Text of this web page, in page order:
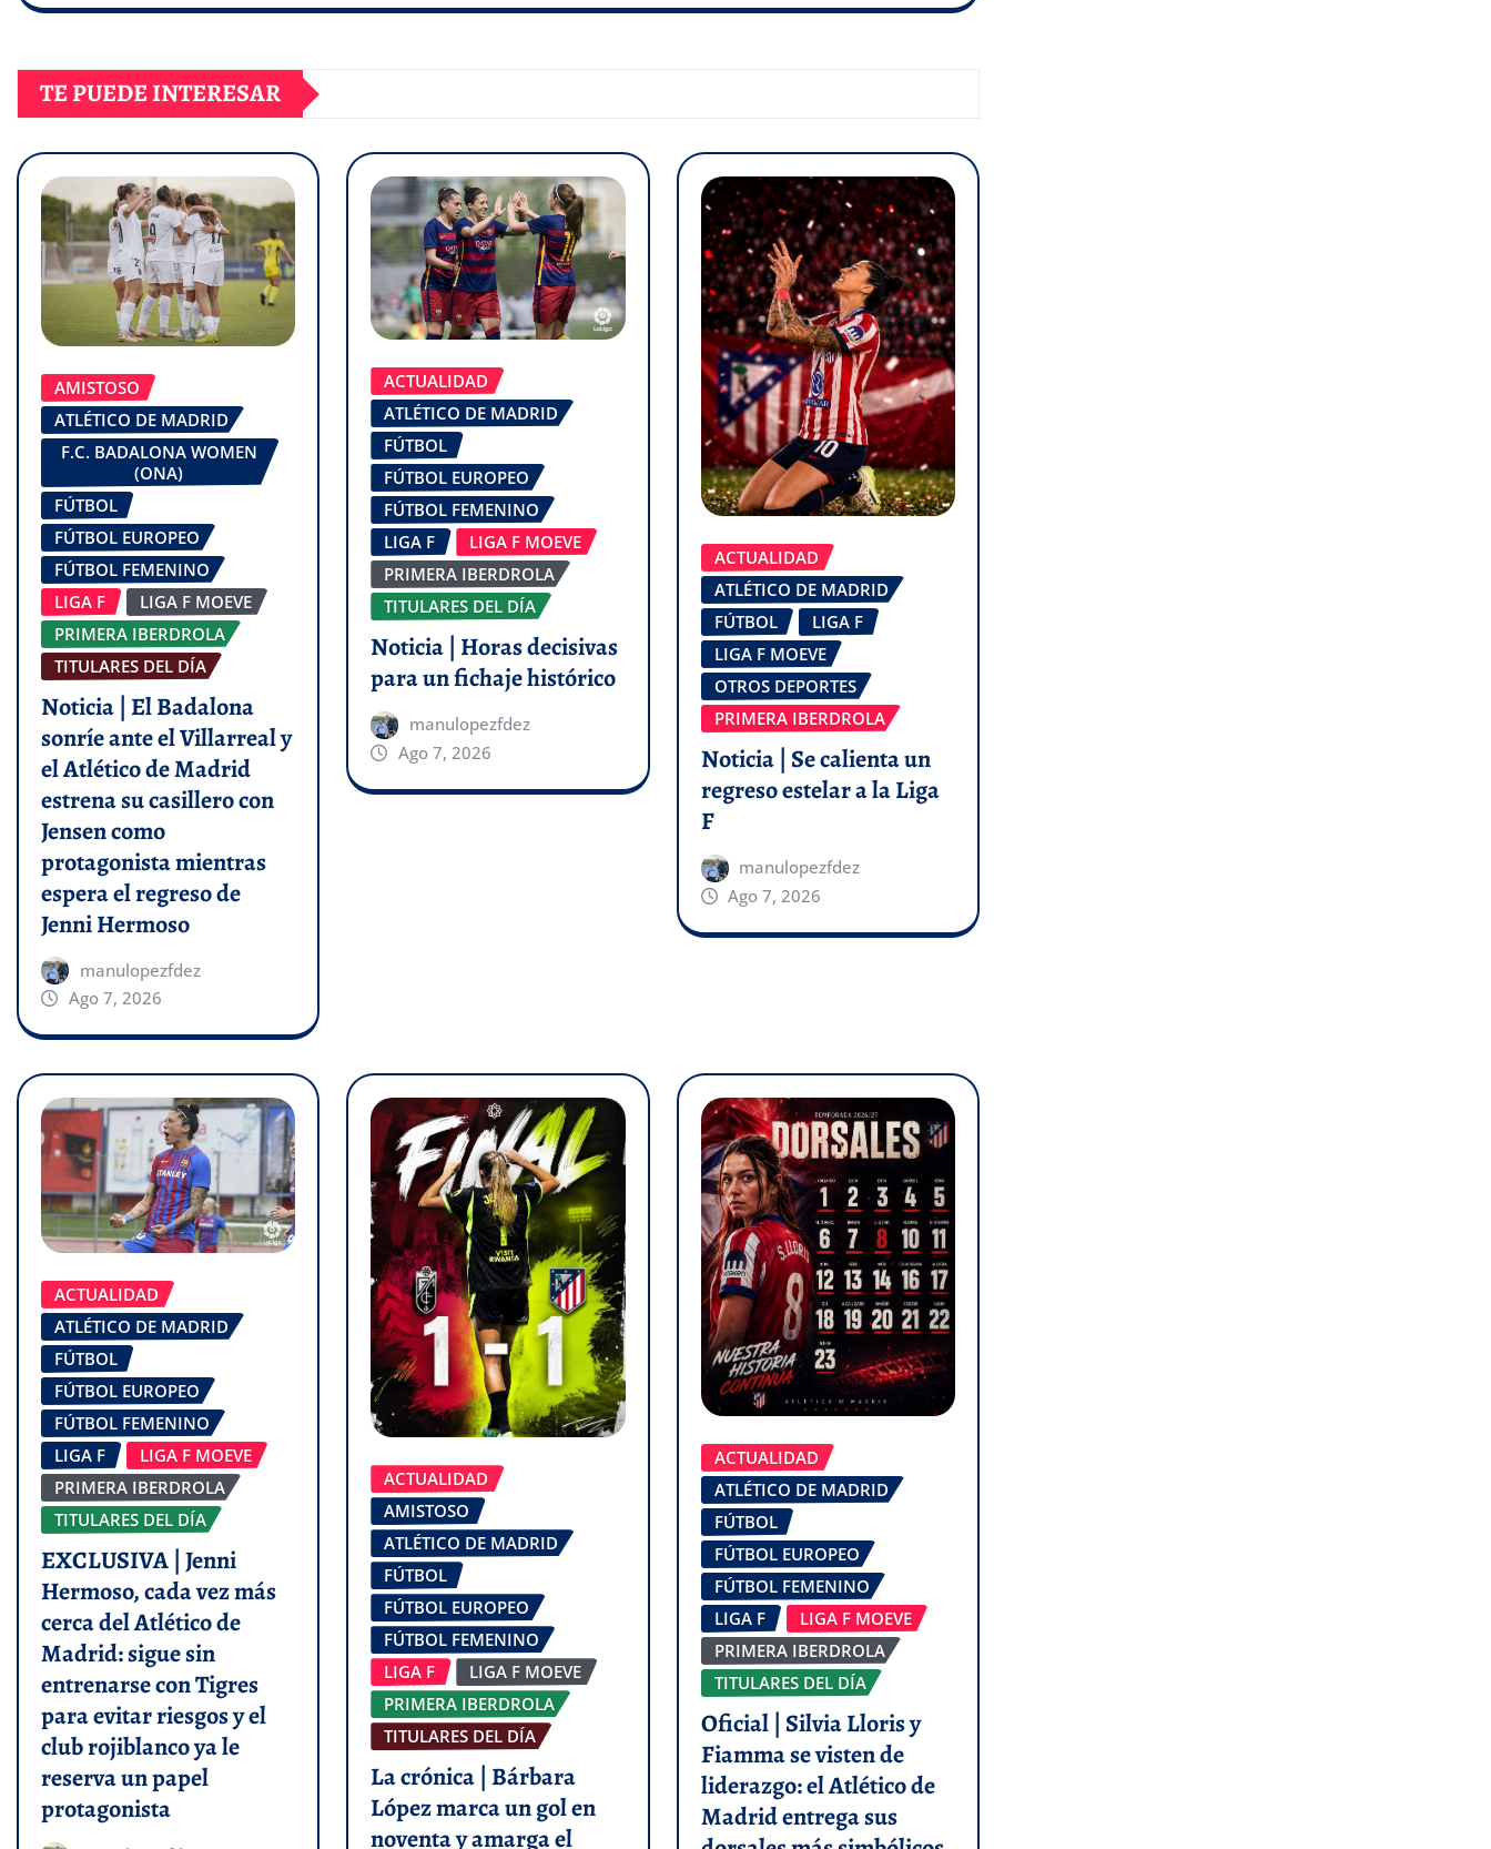
TE PUEDE INTERESAR
AMISTOSO
ATLÉTICO DE MADRID
F.C. BADALONA WOMEN
(ONA)
FÚTBOL
FÚTBOL EUROPEO
FÚTBOL FEMENINO
LIGA F
LIGA F MOEVE
PRIMERA IBERDROLA
TITULARES DEL DÍA
Noticia | El Badalona
sonríe ante el Villarreal y
el Atlético de Madrid
estrena su casillero con
Jensen como
protagonista mientras
espera el regreso de
Jenni Hermoso
manulopezfdez
Ago 7, 2026
ACTUALIDAD
ATLÉTICO DE MADRID
FÚTBOL
FÚTBOL EUROPEO
FÚTBOL FEMENINO
LIGA F
LIGA F MOEVE
PRIMERA IBERDROLA
TITULARES DEL DÍA
Noticia | Horas decisivas
para un fichaje histórico
manulopezfdez
Ago 7, 2026
ACTUALIDAD
ATLÉTICO DE MADRID
FÚTBOL
LIGA F
LIGA F MOEVE
OTROS DEPORTES
PRIMERA IBERDROLA
Noticia | Se calienta un
regreso estelar a la Liga
F
manulopezfdez
Ago 7, 2026
ACTUALIDAD
ATLÉTICO DE MADRID
FÚTBOL
FÚTBOL EUROPEO
FÚTBOL FEMENINO
LIGA F
LIGA F MOEVE
PRIMERA IBERDROLA
TITULARES DEL DÍA
EXCLUSIVA | Jenni
Hermoso, cada vez más
cerca del Atlético de
Madrid: sigue sin
entrenarse con Tigres
para evitar riesgos y el
club rojiblanco ya le
reserva un papel
protagonista
ACTUALIDAD
AMISTOSO
ATLÉTICO DE MADRID
FÚTBOL
FÚTBOL EUROPEO
FÚTBOL FEMENINO
LIGA F
LIGA F MOEVE
PRIMERA IBERDROLA
TITULARES DEL DÍA
La crónica | Bárbara
López marca un gol en
noventa y amarga el
ACTUALIDAD
ATLÉTICO DE MADRID
FÚTBOL
FÚTBOL EUROPEO
FÚTBOL FEMENINO
LIGA F
LIGA F MOEVE
PRIMERA IBERDROLA
TITULARES DEL DÍA
Oficial | Silvia Lloris y
Fiamma se visten de
liderazgo: el Atlético de
Madrid entrega sus